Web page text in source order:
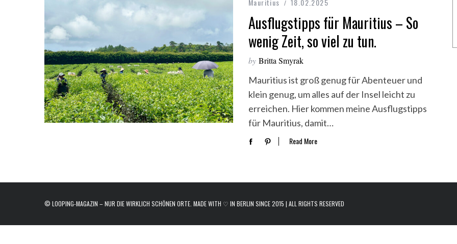
Mauritius 18.02.2025
Ausflugstipps für Mauritius – So
wenig Zeit, so viel zu tun.
by Britta Smyrak
Mauritius ist groß genug für Abenteuer und
klein genug, um alles auf der Insel leicht zu
erreichen. Hier kommen meine Ausflugstipps
für Mauritius, damit…
Read More
© LOOPING-MAGAZIN – NUR DIE WIRKLICH SCHÖNEN ORTE. MADE WITH ♡ IN BERLIN SINCE 2015 | ALL RIGHTS RESERVED
r
c
h
f
o
r
: